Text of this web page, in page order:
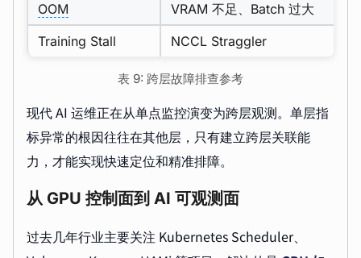
OOM
VRAM 不足、Batch 过大
Training Stall
NCCL Straggler
表 9: 跨层故障排查参考
现代 AI 运维正在从单点监控演变为跨层观测。单层指
标异常的根因往往在其他层，只有建立跨层关联能
力，才能实现快速定位和精准排障。
从 GPU 控制面到 AI 可观测面
过去几年行业主要关注 Kubernetes Scheduler、